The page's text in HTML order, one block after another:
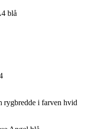
blå
rygbredde i farven hvid